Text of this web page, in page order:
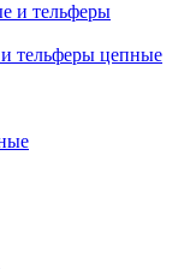
и тельферы
тельферы цепные